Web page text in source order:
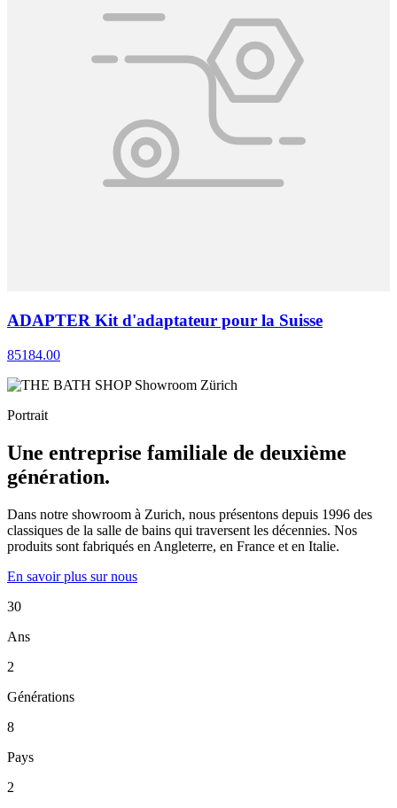
ADAPTER Kit d'adaptateur pour la Suisse
85184.00
Portrait
Une entreprise familiale de deuxième
génération.
Dans notre showroom à Zurich, nous présentons depuis 1996 des
classiques de la salle de bains qui traversent les décennies. Nos
produits sont fabriqués en Angleterre, en France et en Italie.
En savoir plus sur nous
30
Ans
2
Générations
8
Pays
2